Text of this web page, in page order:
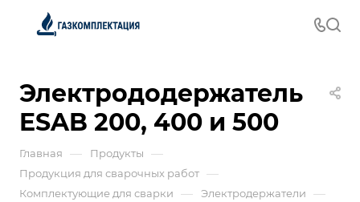
Электрододержатель
ESAB 200, 400 и 500
Главная — Продукты —
Продукция для сварочных работ —
Комплектующие для сварки — Электродержатели —